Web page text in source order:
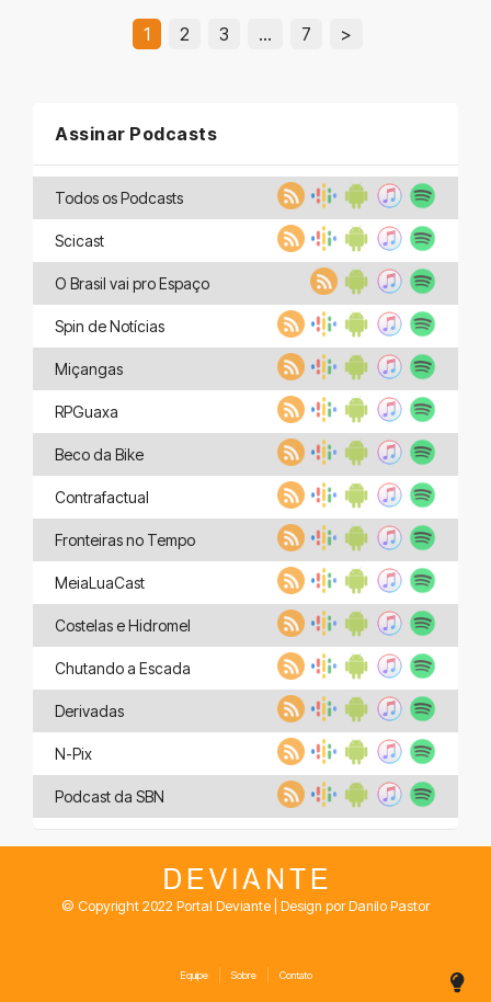
1 2 3 … 7 >
Assinar Podcasts
Todos os Podcasts
Scicast
O Brasil vai pro Espaço
Spin de Notícias
Miçangas
RPGuaxa
Beco da Bike
Contrafactual
Fronteiras no Tempo
MeiaLuaCast
Costelas e Hidromel
Chutando a Escada
Derivadas
N-Pix
Podcast da SBN
© Copyright 2022 Portal Deviante | Design por Danilo Pastor
Equipe Sobre Contato